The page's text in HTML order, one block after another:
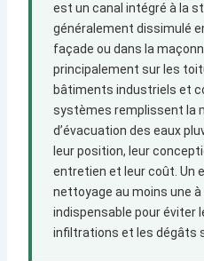
est un canal intégré à la
généralement dissimulé
façade ou dans la
principalement sur les
bâtiments industriels et
systèmes remplissent la
d’évacuation des eaux
leur position, leur
entretien et leur coût. Un
nettoyage au moins une
indispensable pour éviter
infiltrations et les dégâts